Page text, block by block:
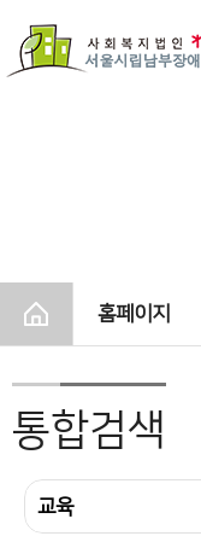
홈페이지
통합검색